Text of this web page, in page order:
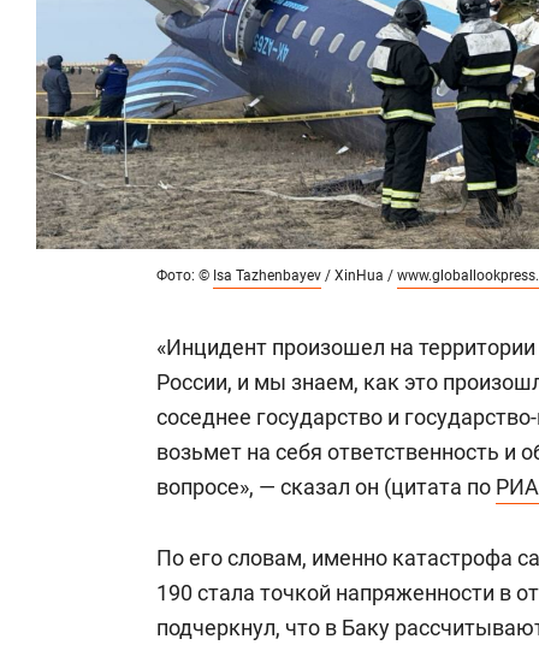
Фото: © Isa Tazhenbayev / XinHua /
«Инцидент произошел на
России, и мы знаем, как это
соседнее государство и
возьмет на себя ответственность и
вопросе», — сказал он (цитата по РИА
По его словам, именно катастрофа
190 стала точкой напряженности в
подчеркнул, что в Баку